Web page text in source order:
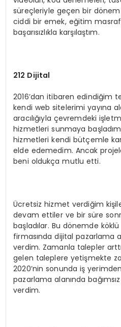
süreçleriyle geçen bir dönem
ciddi bir emek, eğitim
başarısızlıkla karşılaştım.
212 Dijital
2016’dan itibaren edindiğim
kendi web sitelerimi yayına
aracılığıyla çevremdeki
hizmetleri sunmaya
hizmetleri kendi bütçemle
elde edemedim. Ancak
beni oldukça mutlu etti.
Ücretsiz hizmet verdiğim
devam ettiler ve bir süre
başladılar. Bu dönemde köklü
firmasında dijital pazarlama
verdim. Zamanla talepler
gelen taleplere yetişmekte
2020’nin sonunda iş
pazarlama alanında
verdim.